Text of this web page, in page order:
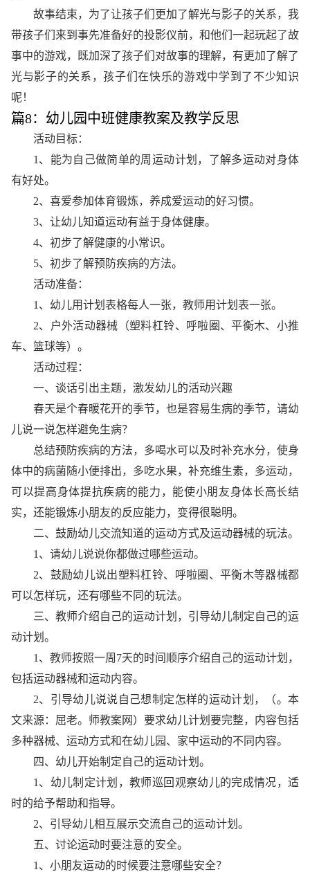
故事结束，为了让孩子们更加了解光与影子的关系，我
带孩子们来到事先准备好的投影仪前，和他们一起玩起了故
事中的游戏，既加深了孩子们对故事的理解，有更加了解了
光与影子的关系，孩子们在快乐的游戏中学到了不少知识
呢！
篇8：幼儿园中班健康教案及教学反思
活动目标：
1、能为自己做简单的周运动计划，了解多运动对身体
有好处。
2、喜爱参加体育锻炼，养成爱运动的好习惯。
3、让幼儿知道运动有益于身体健康。
4、初步了解健康的小常识。
5、初步了解预防疾病的方法。
活动准备：
1、幼儿用计划表格每人一张，教师用计划表一张。
2、户外活动器械（塑料杠铃、呼啦圈、平衡木、小推
车、篮球等）。
活动过程：
一、谈话引出主题，激发幼儿的活动兴趣
春天是个春暖花开的季节，也是容易生病的季节，请幼
儿说一说怎样避免生病？
总结预防疾病的方法，多喝水可以及时补充水分，使身
体中的病菌随小便排出，多吃水果，补充维生素，多运动，
可以提高身体提抗疾病的能力，能使小朋友身体长高长结
实，还能锻炼小朋友的反应能力，变得很聪明。
二、鼓励幼儿交流知道的运动方式及运动器械的玩法。
1、请幼儿说说你都做过哪些运动。
2、鼓励幼儿说出塑料杠铃、呼啦圈、平衡木等器械都
可以怎样玩，还有哪些不同的玩法。
三、教师介绍自己的运动计划，引导幼儿制定自己的运
动计划。
1、教师按照一周7天的时间顺序介绍自己的运动计划，
包括运动器械和运动内容。
2、引导幼儿说说自己想制定怎样的运动计划，（。本
文来源：屈老。师教案网）要求幼儿计划要完整，内容包括
多种器械、运动方式和在幼儿园、家中运动的不同内容。
四、幼儿开始制定自己的运动计划。
1、幼儿制定计划，教师巡回观察幼儿的完成情况，适
时的给予帮助和指导。
2、引导幼儿相互展示交流自己的运动计划。
五、讨论运动时要注意的安全。
1、小朋友运动的时候要注意哪些安全？